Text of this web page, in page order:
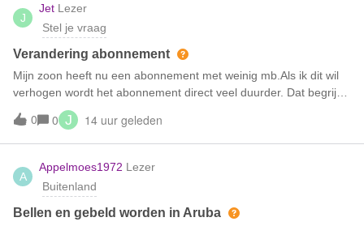
J
Jet Lezer
Stel je vraag
Verandering abonnement
Mijn zoon heeft nu een abonnement met weinig mb.Als ik dit wil
verhogen wordt het abonnement direct veel duurder. Dat begrijp
ik opzich wel.Op de site zijn er nu veel aanbiedingen met voor
een laag bedrag (de eerste 6 maanden) en ga je daarna meer
betalen. Is het ook mogelijk om het huidige abonnement om te
laten zetten naar een aanbieding?
0 0 J 14 uur geleden
A
Appelmoes1972 Lezer
Buitenland
Bellen en gebeld worden in Aruba